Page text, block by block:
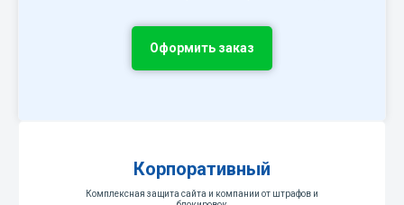
Оформить заказ
Корпоративный
Комплексная защита сайта и компании от штрафов и